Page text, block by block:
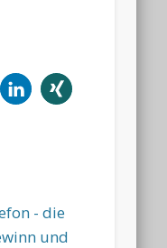
- die
und